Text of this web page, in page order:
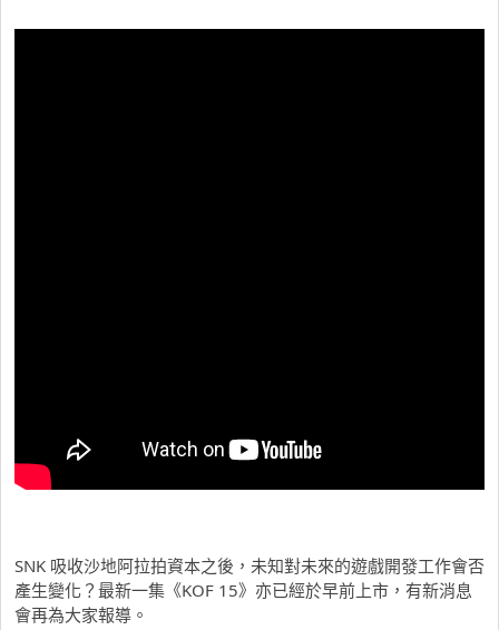
SNK 吸收沙地阿拉拍資本之後，未知對未來的遊戲開發工作會否
產生變化？最新一集《KOF 15》亦已經於早前上市，有新消息
會再為大家報導。